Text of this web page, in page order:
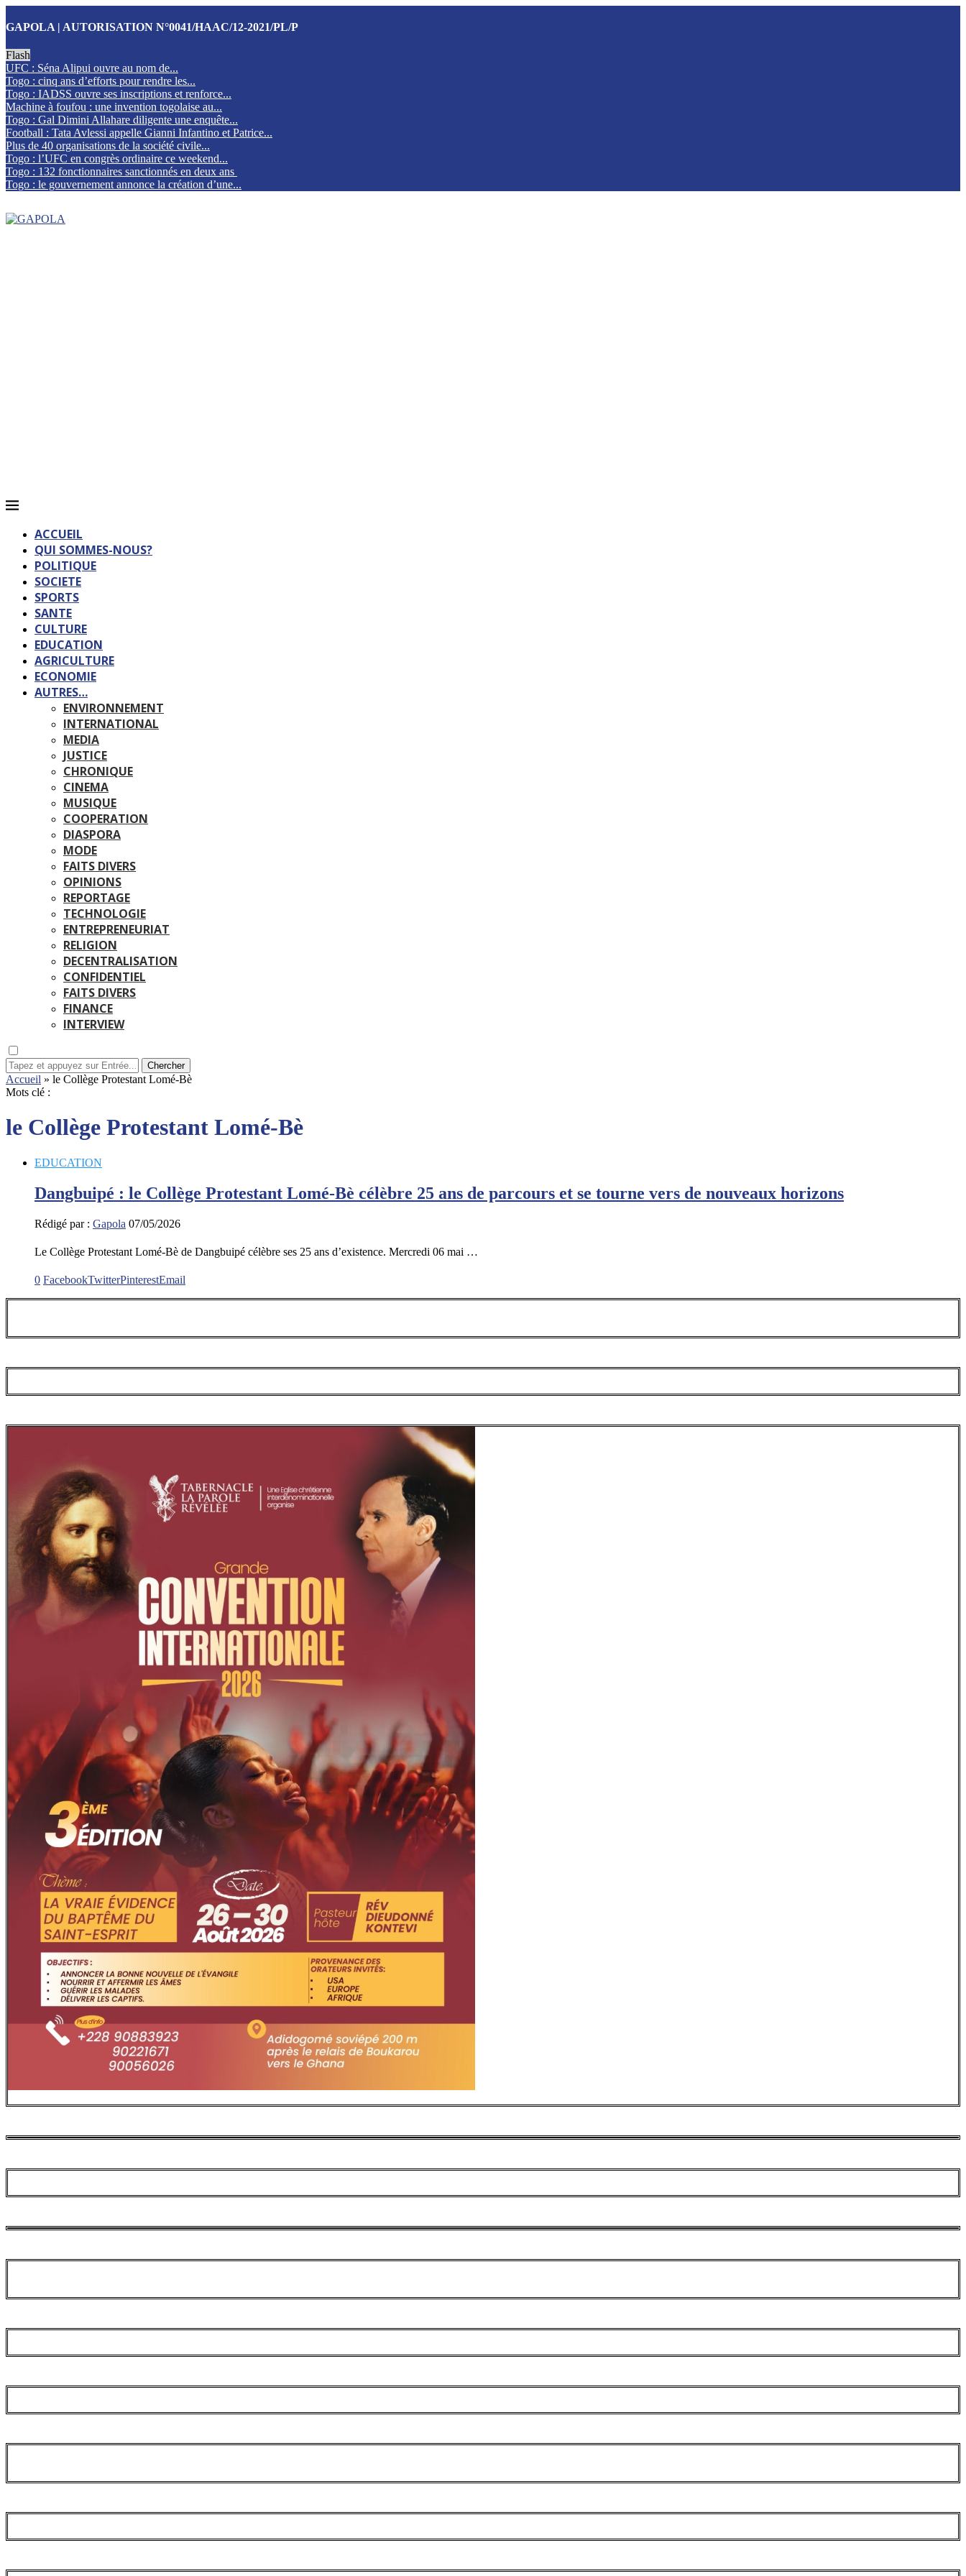
GAPOLA | AUTORISATION N°0041/HAAC/12-2021/PL/P
Flash
UFC : Séna Alipui ouvre au nom de...
Togo : cinq ans d’efforts pour rendre les...
Togo : IADSS ouvre ses inscriptions et renforce...
Machine à foufou : une invention togolaise au...
Togo : Gal Dimini Allahare diligente une enquête...
Football : Tata Avlessi appelle Gianni Infantino et Patrice...
Plus de 40 organisations de la société civile...
Togo : l’UFC en congrès ordinaire ce weekend...
Togo : 132 fonctionnaires sanctionnés en deux ans
Togo : le gouvernement annonce la création d’une...
ACCUEIL
QUI SOMMES-NOUS?
POLITIQUE
SOCIETE
SPORTS
SANTE
CULTURE
EDUCATION
AGRICULTURE
ECONOMIE
AUTRES…
ENVIRONNEMENT
INTERNATIONAL
MEDIA
JUSTICE
CHRONIQUE
CINEMA
MUSIQUE
COOPERATION
DIASPORA
MODE
FAITS DIVERS
OPINIONS
REPORTAGE
TECHNOLOGIE
ENTREPRENEURIAT
RELIGION
DECENTRALISATION
CONFIDENTIEL
FAITS DIVERS
FINANCE
INTERVIEW
Chercher
Accueil » le Collège Protestant Lomé-Bè
Mots clé :
le Collège Protestant Lomé-Bè
EDUCATION
Dangbuipé : le Collège Protestant Lomé-Bè célèbre 25 ans de parcours et se tourne vers de nouveaux horizons
Rédigé par : Gapola 07/05/2026
Le Collège Protestant Lomé-Bè de Dangbuipé célèbre ses 25 ans d’existence. Mercredi 06 mai …
0 FacebookTwitterPinterestEmail